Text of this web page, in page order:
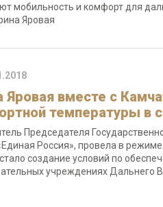
мобильность и комфорт для
Яровая
Яровая вместе с
температуры в
Председателя
Россия», провела в
создание условий по
учреждениях Дальнего